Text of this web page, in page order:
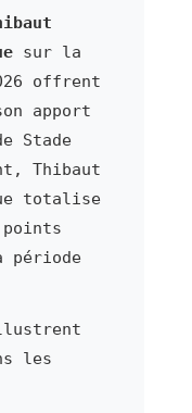
sur la
offrent
apport
Stade
Thibaut
totalise
période
les